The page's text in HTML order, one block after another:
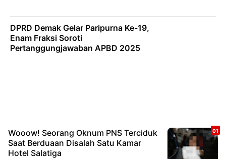
DPRD Demak Gelar Paripurna Ke-19,
Enam Fraksi Soroti
Pertanggungjawaban APBD 2025
Wooow! Seorang Oknum PNS Terciduk
Saat Berduaan Disalah Satu Kamar
Hotel Salatiga